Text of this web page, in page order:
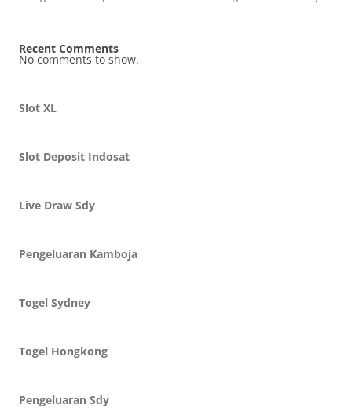
Recent Comments
No comments to show.
Slot XL
Slot Deposit Indosat
Live Draw Sdy
Pengeluaran Kamboja
Togel Sydney
Togel Hongkong
Pengeluaran Sdy